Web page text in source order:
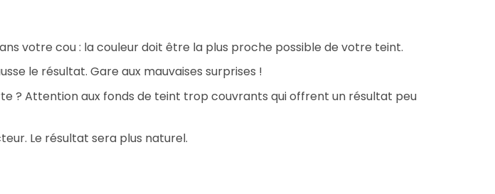
votre cou : la couleur doit être la plus proche possible de votre teint.
le résultat. Gare aux mauvaises surprises !
? Attention aux fonds de teint trop couvrants qui offrent un résultat peu
Le résultat sera plus naturel.